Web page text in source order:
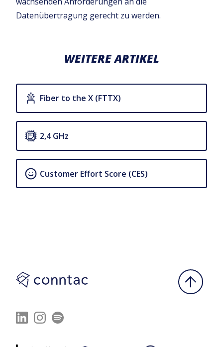
Datenübertragung gerecht zu werden.
WEITERE ARTIKEL
Fiber to the X (FTTX)
2,4 GHz
Customer Effort Score (CES)